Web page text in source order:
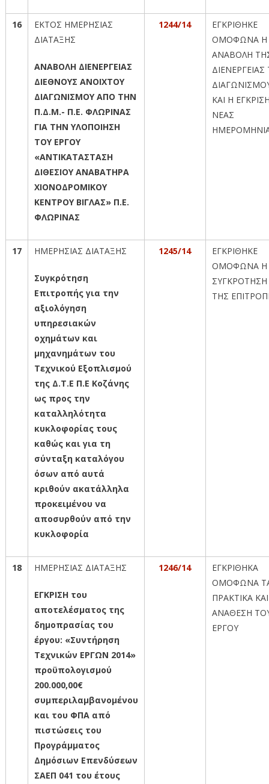
16
ΕΚΤΟΣ ΗΜΕΡΗΣΙΑΣ
ΔΙΑΤΑΞΗΣ
ΑΝΑΒΟΛΗ ΔΙΕΝΕΡΓΕΙΑΣ
ΔΙΕΘΝΟΥΣ ΑΝΟΙΧΤΟΥ
ΔΙΑΓΩΝΙΣΜΟΥ ΑΠΟ ΤΗΝ
Π.Δ.Μ.- Π.Ε. ΦΛΩΡΙΝΑΣ
ΓΙΑ ΤΗΝ ΥΛΟΠΟΙΗΣΗ
ΤΟΥ ΕΡΓΟΥ
«ΑΝΤΙΚΑΤΑΣΤΑΣΗ
ΔΙΘΕΣΙΟΥ ΑΝΑΒΑΤΗΡΑ
ΧΙΟΝΟΔΡΟΜΙΚΟΥ
ΚΕΝΤΡΟΥ ΒΙΓΛΑΣ» Π.Ε.
ΦΛΩΡΙΝΑΣ
1244/14
ΕΓΚΡΙΘΗΚΕ
ΟΜΟΦΩΝΑ Η
ΑΝΑΒΟΛΗ
ΔΙΕΝΕΡΓΕΙΑΣ
ΚΑΙ Η
ΝΕΑΣ
17 ΗΜΕΡΗΣΙΑΣ ΔΙΑΤΑΞΗΣ
Συγκρότηση
Επιτροπής για την
αξιολόγηση
υπηρεσιακών
οχημάτων και
μηχανημάτων του
Τεχνικού Εξοπλισμού
της Δ.Τ.Ε Π.E Κοζάνης
ως προς την
καταλληλότητα
κυκλοφορίας τους
καθώς και για τη
σύνταξη καταλόγου
όσων από αυτά
κριθούν ακατάλληλα
προκειμένου να
αποσυρθούν από την
κυκλοφορία
1245/14
ΕΓΚΡΙΘΗΚΕ
ΟΜΟΦΩΝΑ Η
ΣΥΓΚΡΟΤΗΣΗ
ΤΗΣ
18 ΗΜΕΡΗΣΙΑΣ ΔΙΑΤΑΞΗΣ
ΕΓΚΡΙΣΗ του
αποτελέσματος της
δημοπρασίας του
έργου: «Συντήρηση
Τεχνικών ΕΡΓΩΝ 2014»
προϋπολογισμού
200.000,00€
συμπεριλαμβανομένου
και του ΦΠΑ από
πιστώσεις του
Προγράμματος
Δημόσιων Επενδύσεων
ΣΑΕΠ 041 του έτους
1246/14
ΕΓΚΡΙΘΗΚΑ
ΟΜΟΦΩΝΑ
ΠΡΑΚΤΙΚΑ
ΑΝΑΘΕΣΗ
ΕΡΓΟΥ